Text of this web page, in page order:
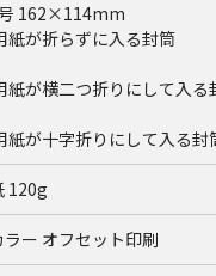
162×114mm
が折らずに入る封筒
が横二つ折りにして入る
が十字折りにして入る封
120g
ラー オフセット印刷